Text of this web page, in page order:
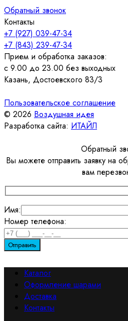
Обратный звонок
Контакты
+7 (927) 039-47-34
+7 (843) 239-47-34
Прием и обработка заказов:
с 9.00 до 23.00 без выходных
Казань, Достоевского 83/3
Пользовательское соглашение
© 2026 Воздушная идея
Разработка сайта: ИТАЙЛ
Обратный
Вы можете отправить заявку на
вам
Имя:
Номер телефона:
Каталог
Оформление шарами
Доставка
Контакты